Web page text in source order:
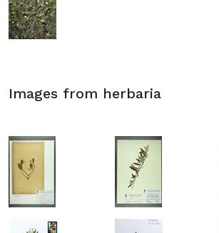
Images from herbaria